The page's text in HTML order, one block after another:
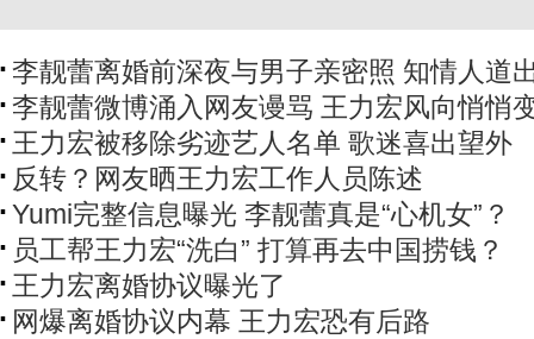
李靓蕾离婚前深夜与男子亲密照 知情人道
李靓蕾微博涌入网友谩骂 王力宏风向悄悄
王力宏被移除劣迹艺人名单 歌迷喜出望外
反转？网友晒王力宏工作人员陈述
Yumi完整信息曝光 李靓蕾真是“心机女”？
员工帮王力宏“洗白” 打算再去中国捞钱？
王力宏离婚协议曝光了
网爆离婚协议内幕 王力宏恐有后路